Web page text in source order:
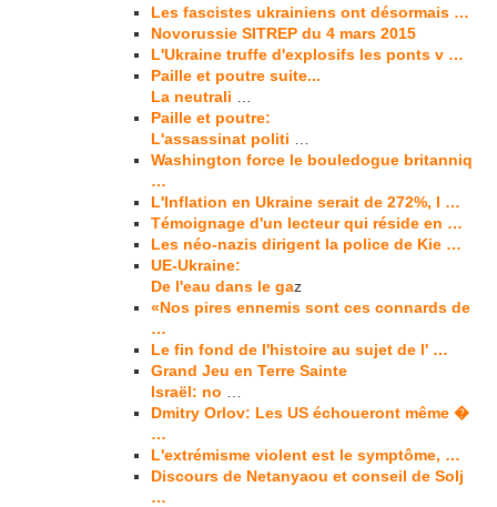
Les fascistes ukrainiens ont désormais …
Novorussie SITREP du 4 mars 2015
L'Ukraine truffe d'explosifs les ponts v …
Paille et poutre suite...
La neutrali
Paille et poutre:
L'assassinat politi
Washington force le bouledogue britanniq
…
L'Inflation en Ukraine serait de 272%, l …
Témoignage d'un lecteur qui réside en …
Les néo-nazis dirigent la police de Kie …
UE-Ukraine:
De l'eau dans le gaz
«Nos pires ennemis sont ces connards de
…
Le fin fond de l'histoire au sujet de l' …
Grand Jeu en Terre Sainte
Israël: no
Dmitry Orlov: Les US échoueront même �
…
L'extrémisme violent est le symptôme, …
Discours de Netanyaou et conseil de Solj
…